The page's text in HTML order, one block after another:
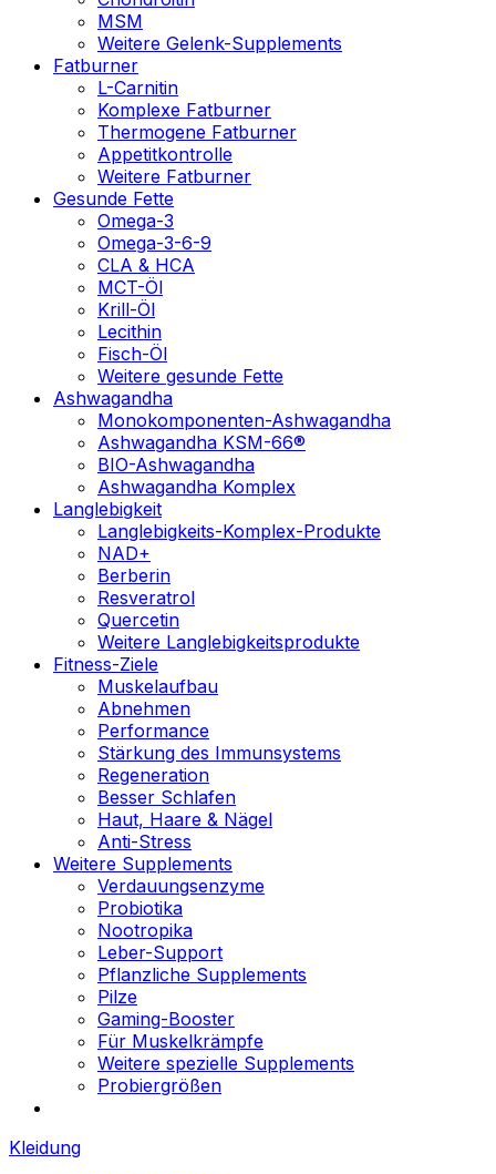
MSM
Weitere Gelenk-Supplements
Fatburner
L-Carnitin
Komplexe Fatburner
Thermogene Fatburner
Appetitkontrolle
Weitere Fatburner
Gesunde Fette
Omega-3
Omega-3-6-9
CLA & HCA
MCT-Öl
Krill-Öl
Lecithin
Fisch-Öl
Weitere gesunde Fette
Ashwagandha
Monokomponenten-Ashwagandha
Ashwagandha KSM-66®
BIO-Ashwagandha
Ashwagandha Komplex
Langlebigkeit
Langlebigkeits-Komplex-Produkte
NAD+
Berberin
Resveratrol
Quercetin
Weitere Langlebigkeitsprodukte
Fitness-Ziele
Muskelaufbau
Abnehmen
Performance
Stärkung des Immunsystems
Regeneration
Besser Schlafen
Haut, Haare & Nägel
Anti-Stress
Weitere Supplements
Verdauungsenzyme
Probiotika
Nootropika
Leber-Support
Pflanzliche Supplements
Pilze
Gaming-Booster
Für Muskelkrämpfe
Weitere spezielle Supplements
Probiergrößen
Kleidung